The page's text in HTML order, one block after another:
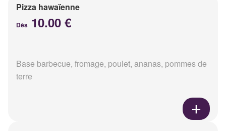
Pizza hawaïenne
Dès 10.00 €
Base barbecue, fromage, poulet, ananas, pommes de
terre